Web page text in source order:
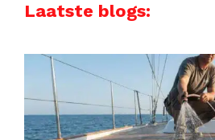
website
Laatste blogs: